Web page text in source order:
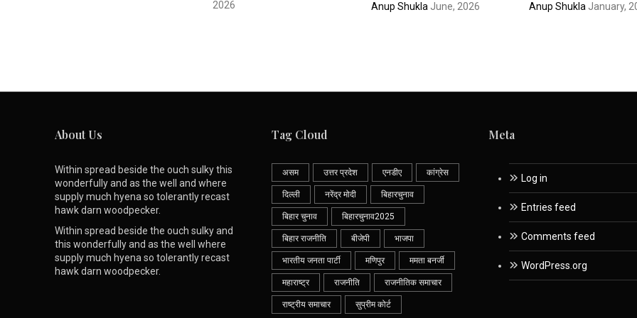
2026 Anup ShuklaJune, 2026 Anup Shukla January,
About Us
Within spread beside the ouch sulky this
wonderfully and as the well and where
supply much hyena so tolerantly recast
hawk darn woodpecker.
Within spread beside the ouch sulky and
this wonderfully and as the well where
supply much hyena so tolerantly recast
hawk darn woodpecker.
Tag Cloud
असम उत्तर प्रदेश एनडीए कांग्रेस
दिल्ली नरेंद्र मोदी बिहारचुनाव
बिहार चुनाव बिहारचुनाव2025
बिहार राजनीति बीजेपी भाजपा
भारतीय जनता पार्टी मणिपुर ममता बनर्जी
महाराष्ट्र राजनीति राजनीतिक समाचार
राष्ट्रीय समाचार सुप्रीम कोर्ट
Meta
Log in
Entries feed
Comments feed
WordPress.org